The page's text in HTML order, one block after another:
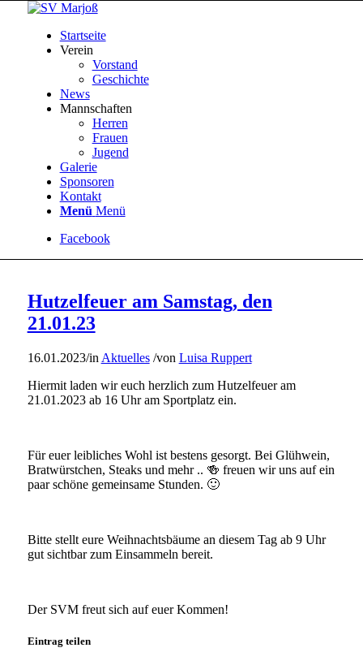
Startseite
Verein
Vorstand
Geschichte
News
Mannschaften
Herren
Frauen
Jugend
Galerie
Sponsoren
Kontakt
Menü Menü
Facebook
Hutzelfeuer am Samstag, den
21.01.23
16.01.2023/in Aktuelles /von Luisa Ruppert
Hiermit laden wir euch herzlich zum Hutzelfeuer am
21.01.2023 ab 16 Uhr am Sportplatz ein.
Für euer leibliches Wohl ist bestens gesorgt. Bei Glühwein,
Bratwürstchen, Steaks und mehr .. 🍻 freuen wir uns auf ein
paar schöne gemeinsame Stunden. 🙂
Bitte stellt eure Weihnachtsbäume an diesem Tag ab 9 Uhr
gut sichtbar zum Einsammeln bereit.
Der SVM freut sich auf euer Kommen!
Eintrag teilen